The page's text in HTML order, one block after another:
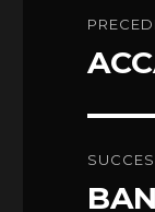
Articolo
Articolo